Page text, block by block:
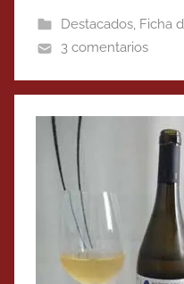
Destacados, Ficha
3 comentarios